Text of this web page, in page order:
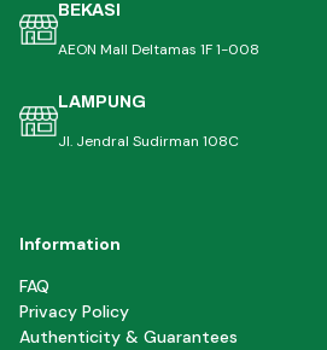
BEKASI
AEON Mall Deltamas 1F 1-008
LAMPUNG
Jl. Jendral Sudirman 108C
Information
FAQ
Privacy Policy
Authenticity & Guarantees